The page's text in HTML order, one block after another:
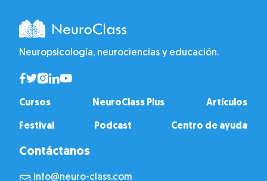
Neuropsicología, neurociencias y educación.
Cursos NeuroClass Plus Artículos
Festival Podcast Centro de ayuda
Contáctanos
info@neuro-class.com